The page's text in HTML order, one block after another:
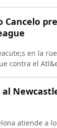
en la
contra el
atiende a